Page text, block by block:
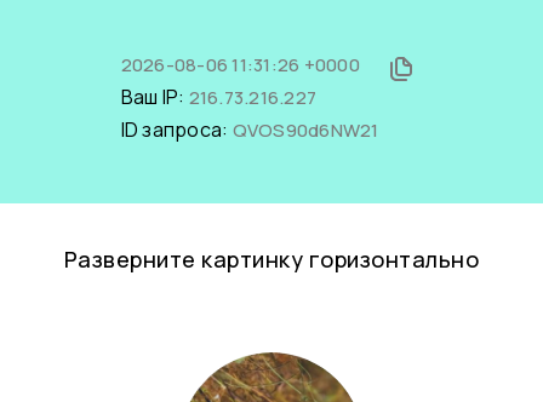
2026-08-06 11:31:26 +0000
Ваш IP: 216.73.216.227
ID запроса: QVOS90d6NW21
Разверните картинку горизонтально